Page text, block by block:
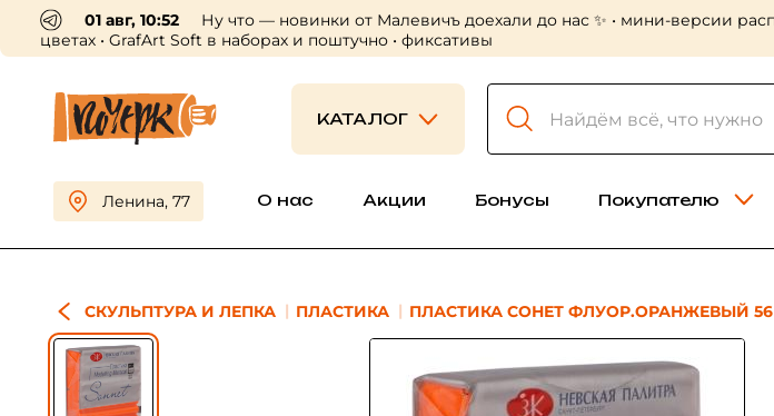
01 авг, 10:52
Ну что — новинки от Малевичъ доехали до нас ✨ • мини-версии
цветах • GrafArt Soft в наборах и поштучно • фиксативы
КАТАЛОГ
Ленина, 77 О нас Акции Бонусы Покупателю
СКУЛЬПТУРА И ЛЕПКА ПЛАСТИКА ПЛАСТИКА СОНЕТ ФЛУОР.ОРАНЖЕВЫЙ 56